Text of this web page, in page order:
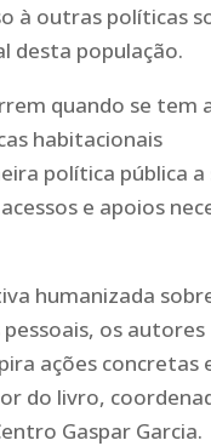
à outras políticas
desta população.
quando se tem
habitacionais
política pública a
e apoios
humanizada
os autores
ações concretas
do livro,
Gaspar Garcia.